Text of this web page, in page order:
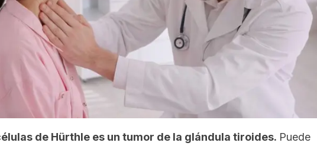
de Hürthle es un tumor de la glándula tiroides. Puede